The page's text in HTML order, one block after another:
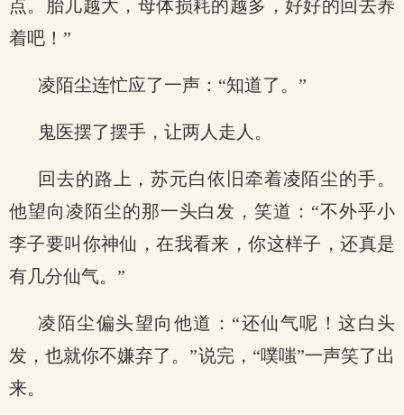
点。胎儿越大，母体损耗的越多，好好的回去养
着吧！”
凌陌尘连忙应了一声：“知道了。”
鬼医摆了摆手，让两人走人。
回去的路上，苏元白依旧牵着凌陌尘的手。
他望向凌陌尘的那一头白发，笑道：“不外乎小
李子要叫你神仙，在我看来，你这样子，还真是
有几分仙气。”
凌陌尘偏头望向他道：“还仙气呢！这白头
发，也就你不嫌弃了。”说完，“噗嗤”一声笑了出
来。